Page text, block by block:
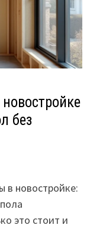
без
в новостройке:
это стоит и